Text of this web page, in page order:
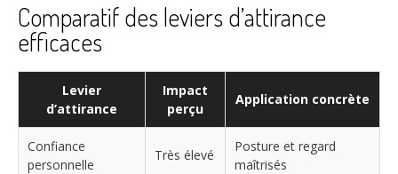
Comparatif des leviers d’attirance
efficaces
Levier
d’attirance
Impact
perçu
Application concrète
Confiance
personnelle
Très élevé
Posture et regard
maîtrisés